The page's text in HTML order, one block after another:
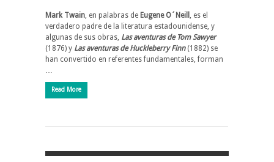
Mark Twain , en palabras de Eugene O´Neill
, es el
verdadero padre de la literatura estadounidense, y
algunas de sus obras, Las aventuras de Tom Sawyer
(1876) y Las aventuras de Huckleberry Finn (1882) se
han convertido en referentes fundamentales, forman
Read More